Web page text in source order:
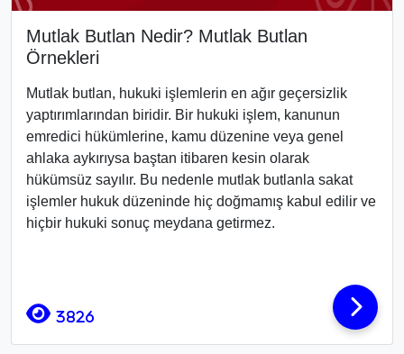
Mutlak Butlan Nedir? Mutlak Butlan
Örnekleri
Mutlak butlan, hukuki işlemlerin en ağır geçersizlik
yaptırımlarından biridir. Bir hukuki işlem, kanunun
emredici hükümlerine, kamu düzenine veya genel
ahlaka aykırıysa baştan itibaren kesin olarak
hükümsüz sayılır. Bu nedenle mutlak butlanla sakat
işlemler hukuk düzeninde hiç doğmamış kabul edilir ve
hiçbir hukuki sonuç meydana getirmez.
3826